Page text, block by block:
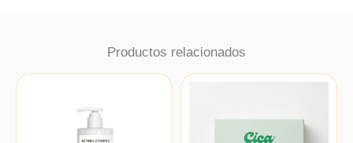
Productos relacionados